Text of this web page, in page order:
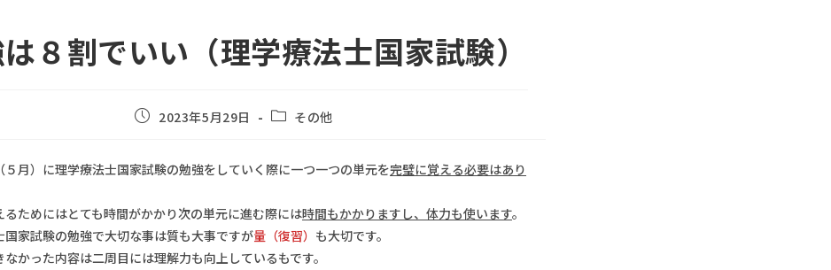
８割でいい（理学療法士国家試験）
2023年5月29日 その他
５月）に理学療法士国家試験の勉強をしていく際に一つ一つの単元を完璧に覚える必要はあり
るためにはとても時間がかかり次の単元に進む際には時間もかかりますし、体力も使います。
国家試験の勉強で大切な事は質も大事ですが量（復習） も大切です。
かった内容は二周目には理解力も向上しているもです。